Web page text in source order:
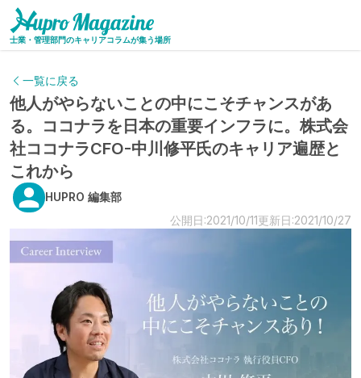
士業・管理部門のキャリアコラムが集う場所
一覧に戻る
他人がやらないことの中にこそチャンスがあ
る。ココナラを日本の重要インフラに。株式会
社ココナラCFO-中川修平氏のキャリア遍歴と
これから
HUPRO 編集部
公開日:2021/10/11更新日:2021/10/27